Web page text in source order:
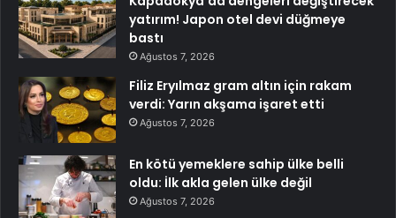
yatırım! Japon otel devi düğmeye
bastı
Ağustos 7, 2026
Filiz Eryılmaz gram altın için rakam
verdi: Yarın akşama işaret etti
Ağustos 7, 2026
En kötü yemeklere sahip ülke belli
oldu: İlk akla gelen ülke değil
Ağustos 7, 2026